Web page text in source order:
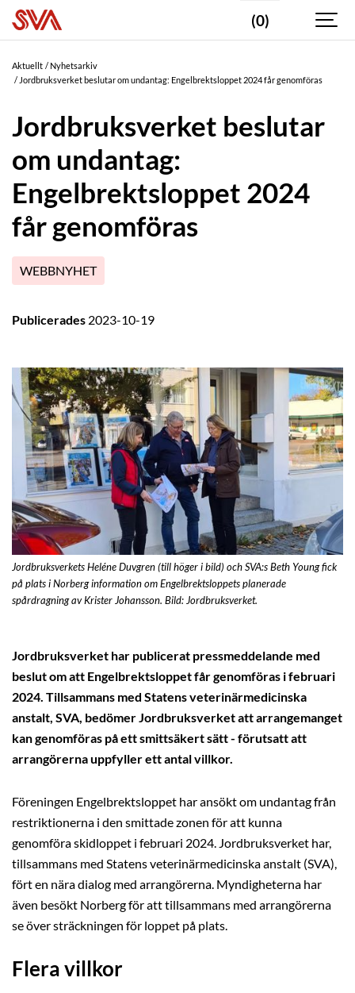
(0)
Aktuellt
Nyhetsarkiv
Jordbruksverket beslutar om undantag: Engelbrektsloppet 2024 får genomföras
Jordbruksverket beslutar
om undantag:
Engelbrektsloppet 2024
får genomföras
WEBBNYHET
Publicerades 2023-10-19
Jordbruksverkets Heléne Duvgren (till höger i bild) och SVA:s Beth Young fick
på plats i Norberg information om Engelbrektsloppets planerade
spårdragning av Krister Johansson. Bild: Jordbruksverket.
Jordbruksverket har publicerat pressmeddelande med
beslut om att Engelbrektsloppet får genomföras i februari
2024. Tillsammans med Statens veterinärmedicinska
anstalt, SVA, bedömer Jordbruksverket att arrangemanget
kan genomföras på ett smittsäkert sätt - förutsatt att
arrangörerna uppfyller ett antal villkor.
Föreningen Engelbrektsloppet har ansökt om undantag från
restriktionerna i den smittade zonen för att kunna
genomföra skidloppet i februari 2024. Jordbruksverket har,
tillsammans med Statens veterinärmedicinska anstalt (SVA),
fört en nära dialog med arrangörerna. Myndigheterna har
även besökt Norberg för att tillsammans med arrangörerna
se över sträckningen för loppet på plats.
Flera villkor